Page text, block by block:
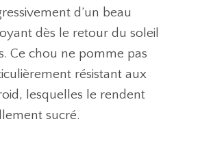
d’un beau
dès le retour du soleil
Ce chou ne pomme pas
résistant aux
lesquelles le rendent
sucré.